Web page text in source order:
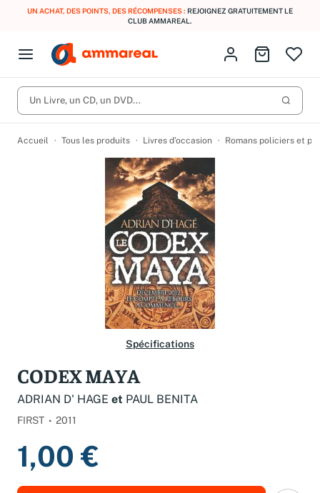
UN ACHAT, DES POINTS, DES RÉCOMPENSES : REJOIGNEZ GRATUITEMENT LE
CLUB AMMAREAL.
Open menu
Fermer le menu
CD d'occasion
Vinyles d'occasion
Meilleures ventes
Nos engagements
Produits Catégories
Vous n'avez pas trouvé l'article que vous cherchiez ?
Activez les notifications dans votre compte pour être alerté dès
qu'il est en stock.
Créer une alerte
Identifiez-vous
Aller au
Un Livre, un CD, un DVD...
Accueil Tous les produits Livres d’occasion Romans policiers et
Spécifications
CODEX MAYA
ADRIAN D' HAGE et PAUL BENITA
FIRST 2011
1,00 €